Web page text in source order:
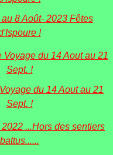
8 Août- 2023 Fêtes
!
du 14 Aout au 21
Sept. !